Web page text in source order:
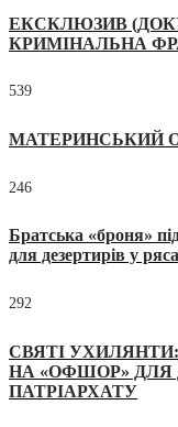
ЕКСКЛЮЗИВ
КРИМІНАЛЬНА
539
МАТЕРИНСЬКИЙ
246
Братська «броня»
для дезертирів у
292
СВЯТІ
НА «ОФШОР» ДЛЯ
ПАТРІАРХАТУ